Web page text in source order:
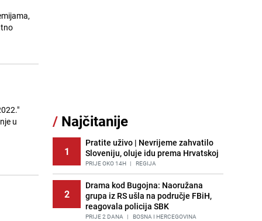
u
/ Najčitanije
1
Pratite uživo | Nevrijeme zahvatilo
Sloveniju, oluje idu prema Hrvatskoj
PRIJE OKO 14H | REGIJA
2
Drama kod Bugojna: Naoružana
grupa iz RS ušla na područje FBiH,
reagovala policija SBK
PRIJE 2 DANA | BOSNA I HERCEGOVINA